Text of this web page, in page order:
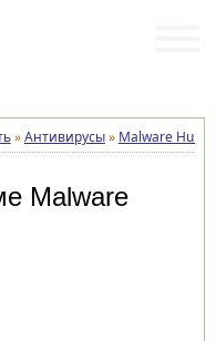
»Антивирусы» Malware
Malware